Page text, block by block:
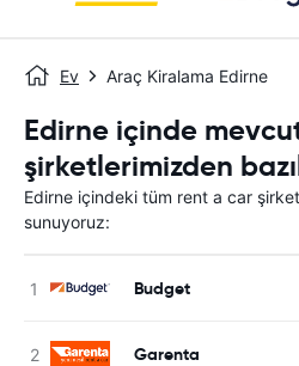
Ev Araç Kiralama Edirne
Edirne içinde
şirketlerimizden
Edirne içindeki tüm rent a car
sunuyoruz:
Budget
Garenta